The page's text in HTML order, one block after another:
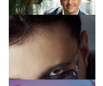
Politika
TÁMOGATÓI